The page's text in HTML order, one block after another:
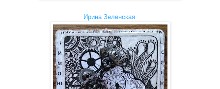
Ирина Зеленская